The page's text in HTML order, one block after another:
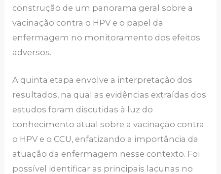
construção de um panorama geral sobre a
vacinação contra o HPV e o papel da
enfermagem no monitoramento dos efeitos
adversos.
A quinta etapa envolve a interpretação dos
resultados, na qual as evidências extraídas dos
estudos foram discutidas à luz do
conhecimento atual sobre a vacinação contra
o HPV e o CCU, enfatizando a importância da
atuação da enfermagem nesse contexto. Foi
possível identificar as principais lacunas no